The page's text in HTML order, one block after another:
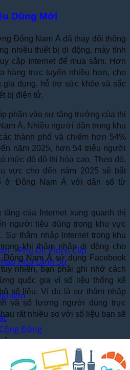
– Phụ Đề Video Clip
Hóa Lãnh Sự
Đồng
Dùng Mới
Đông Nam Á đã thay đổi thông
nhiều thiết bị di động, máy tính
cập Internet để mua sắm. Hơn
hàng trực tuyến nhiều hơn, cho
gia dụng, hỗ trợ sức khỏe và sắc
bị điện tử.
phần vào sự tăng trưởng của thị
Á. Nhiều người dân trong khu
thành phố và chiếm hơn 54%
năm 2025, hơn 54 triệu người
mức độ đô thị hóa cao. Theo đó,
vực cho đến năm 2025 sẽ bắt
ở Đông Nam Á với dân số từ
của Internet xung quanh thị
người tiêu dùng trong khu vực
Sự thâm nhập Internet trong khu
khi thâm nhập di động cho
Đông Nam Á sử dụng Facebook
nhiên, bạn phải ghi nhớ cách
quốc gia vì số liệu thống kê
số liệu. Ví dụ là sự thâm nhập
và số lượng người dùng trực
rất nhiều so với số liệu bạn sẽ